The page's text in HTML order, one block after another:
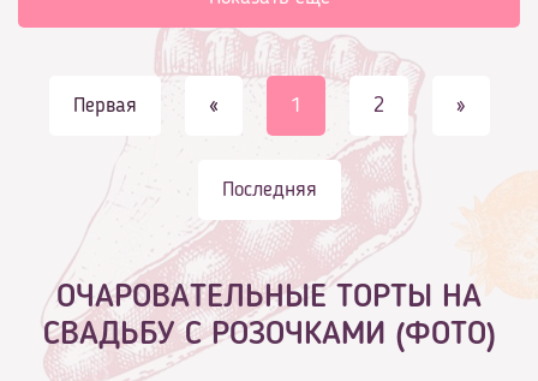
Первая « 1 2 »
Последняя
ОЧАРОВАТЕЛЬНЫЕ ТОРТЫ НА
СВАДЬБУ С РОЗОЧКАМИ (ФОТО)